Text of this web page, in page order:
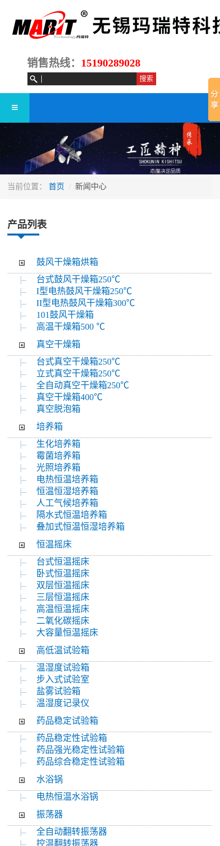
销售热线： 15190289028
当前位置： 首页 新闻中心
产品列表
鼓风干燥箱烘箱
台式鼓风干燥箱250℃
I型电热鼓风干燥箱250℃
II型电热鼓风干燥箱300℃
101鼓风干燥箱
高温干燥箱500 ℃
真空干燥箱
台式真空干燥箱250℃
立式真空干燥箱250℃
全自动真空干燥箱250℃
真空干燥箱400℃
真空脱泡箱
培养箱
生化培养箱
霉菌培养箱
光照培养箱
电热恒温培养箱
恒温恒湿培养箱
人工气候培养箱
隔水式恒温培养箱
叠加式恒温恒湿培养箱
恒温摇床
台式恒温摇床
卧式恒温摇床
双层恒温摇床
三层恒温摇床
高温恒温摇床
二氧化碳摇床
大容量恒温摇床
高低温试验箱
温湿度试验箱
步入式试验室
盐雾试验箱
温湿度记录仪
药品稳定试验箱
药品稳定性试验箱
药品强光稳定性试验箱
药品综合稳定性试验箱
水浴锅
电热恒温水浴锅
振荡器
全自动翻转振荡器
控温翻转振荡器